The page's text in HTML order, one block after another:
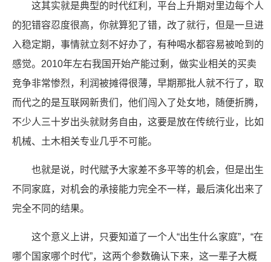
这其实就是典型的时代红利，平台上升期对里边每个人
的犯错容忍度很高，你就算犯了错，改了就行，但是一旦进
入稳定期，事情就立刻不好办了，有种喝水都容易被呛到的
感觉。2010年左右我国开始产能过剩，做实业相关的买卖
竞争非常惨烈，利润被摊得很薄，早期那批人就不行了，取
而代之的是互联网新贵们，他们闯入了处女地，随便折腾，
不少人三十岁出头就财务自由，这要是放在传统行业，比如
机械、土木相关专业几乎不可能。
也就是说，时代赋予大家差不多平等的机会，但是出生
不同家庭，对机会的承接能力完全不一样，最后演化出来了
完全不同的结果。
这个意义上讲，只要知道了一个人“出生什么家庭”，“在
哪个国家哪个时代”，这两个参数确认下来，这一辈子大概